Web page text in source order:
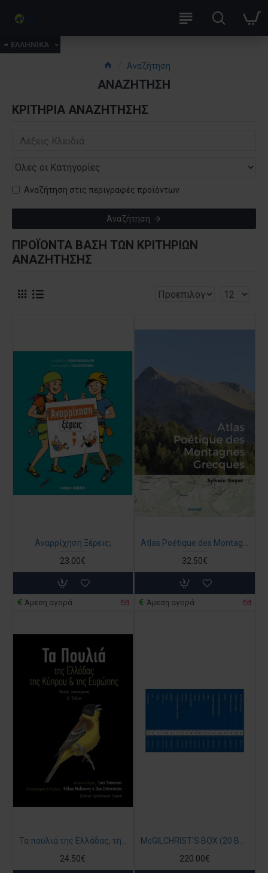
ΕΛΛΗΝΙΚΑ
Αναζήτηση
ΑΝΑΖΉΤΗΣΗ
ΚΡΙΤΉΡΙΑ ΑΝΑΖΉΤΗΣΗΣ
Αναζήτηση στις περιγραφές προϊόντων
Αναζήτηση
ΠΡΟΪΌΝΤΑ ΒΆΣΗ ΤΩΝ ΚΡΙΤΗΡΙΩΝ
ΑΝΑΖΉΤΗΣΗΣ
Αναρρίχηση Ξέρεις;
23.00€
Άμεση αγορά
Atlas Poétique des Montagnes Grecques (βιβλίο στα γαλλικά)
32.50€
Άμεση αγορά
24.50€
220.00€